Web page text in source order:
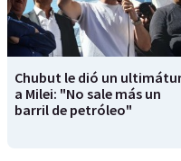
Chubut le dió un
a Milei: "No sale más un
barril de petróleo"